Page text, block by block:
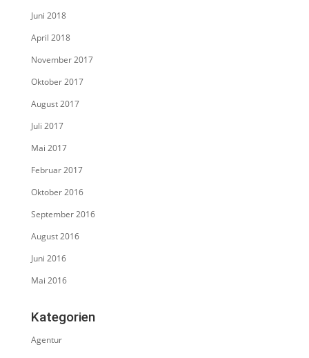
Juni 2018
April 2018
November 2017
Oktober 2017
August 2017
Juli 2017
Mai 2017
Februar 2017
Oktober 2016
September 2016
August 2016
Juni 2016
Mai 2016
Kategorien
Agentur